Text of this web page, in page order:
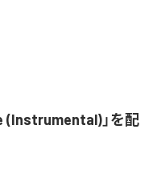
(Instrumental)」を配